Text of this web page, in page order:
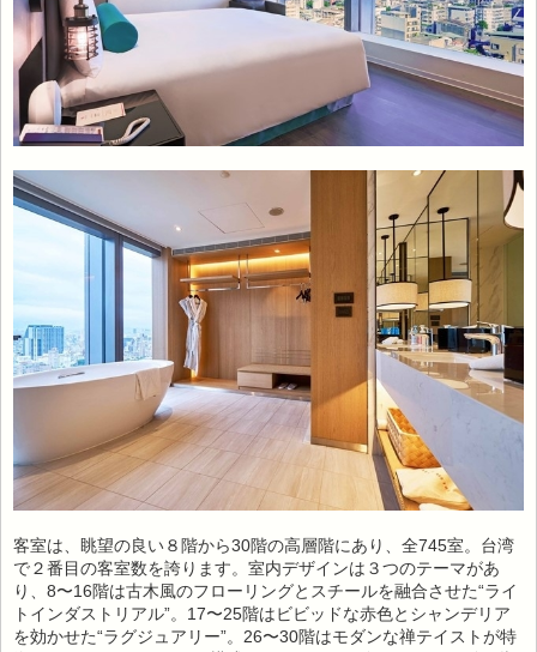
客室は、眺望の良い８階から30階の高層階にあり、全745室。台湾
で２番目の客室数を誇ります。室内デザインは３つのテーマがあ
り、8〜16階は古木風のフローリングとスチールを融合させた“ライ
トインダストリアル”。17〜25階はビビッドな赤色とシャンデリア
を効かせた“ラグジュアリー”。26〜30階はモダンな禅テイストが特